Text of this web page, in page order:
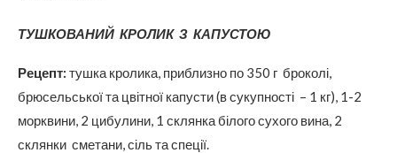
ТУШКОВАНИЙ КРОЛИК З КАПУСТОЮ
Рецепт: тушка кролика, приблизно по 350 г броколі,
брюсельської та цвітної капусти (в сукупності – 1 кг), 1-2
морквини, 2 цибулини, 1 склянка білого сухого вина, 2
склянки сметани, сіль та спеції.